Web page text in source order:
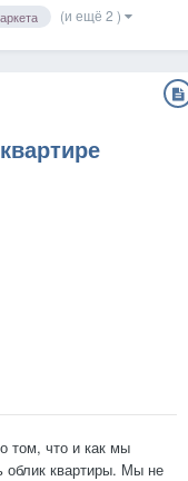
с лучшей
(и ещё 2 )
том, что и как мы
облик квартиры. Мы не